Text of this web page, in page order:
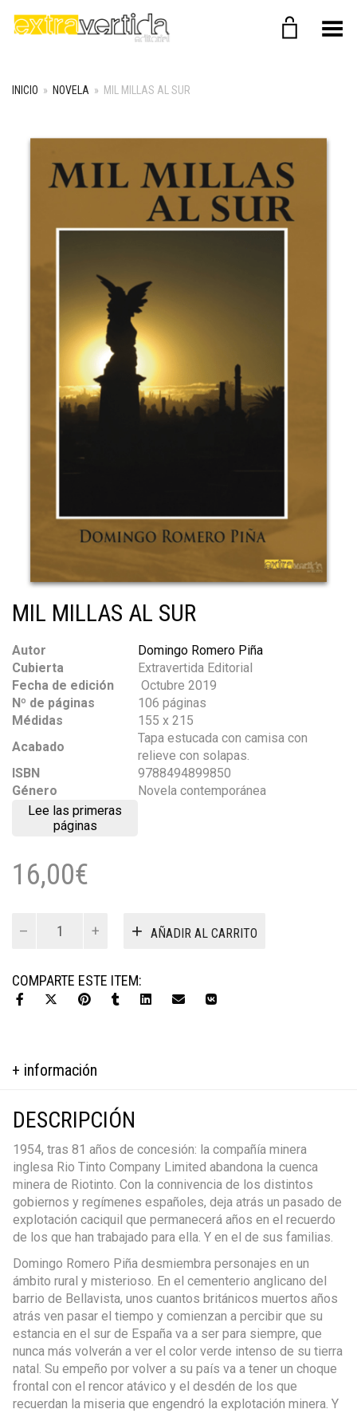
Menú
INICIO » NOVELA » MIL MILLAS AL SUR
MIL MILLAS AL SUR
Autor
Domingo Romero Piña
Cubierta
Extravertida Editorial
Fecha de edición
Octubre 2019
Nº de páginas
106 páginas
Médidas
155 x 215
Acabado
Tapa estucada con camisa con
relieve con solapas.
ISBN
9788494899850
Género
Novela contemporánea
Lee las primeras
páginas
16,00€
sur
cantidad
AÑADIR AL CARRITO
COMPARTE ESTE ITEM:
+ información
DESCRIPCIÓN
1954, tras 81 años de concesión: la compañía minera
inglesa Rio Tinto Company Limited abandona la cuenca
minera de Riotinto. Con la connivencia de los distintos
gobiernos y regímenes españoles, deja atrás un pasado de
explotación caciquil que permanecerá años en el recuerdo
de los que han trabajado para ella. Y en el de sus familias.
Domingo Romero Piña desmiembra personajes en un
ámbito rural y misterioso. En el cementerio anglicano del
barrio de Bellavista, unos cuantos británicos muertos años
atrás ven pasar el tiempo y comienzan a percibir que su
estancia en el sur de España va a ser para siempre, que
nunca más volverán a ver el color verde intenso de su tierra
natal. Su empeño por volver a su país va a tener un choque
frontal con el rencor atávico y el desdén de los que
recuerdan la miseria que engendró la explotación minera. Y